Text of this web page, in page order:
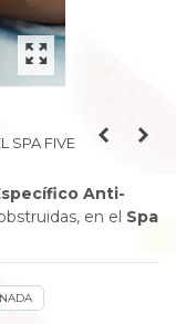
SPA FIVE
Anti-
, en el Spa